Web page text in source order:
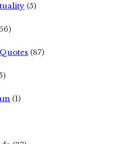
(5)
(87)
(1)